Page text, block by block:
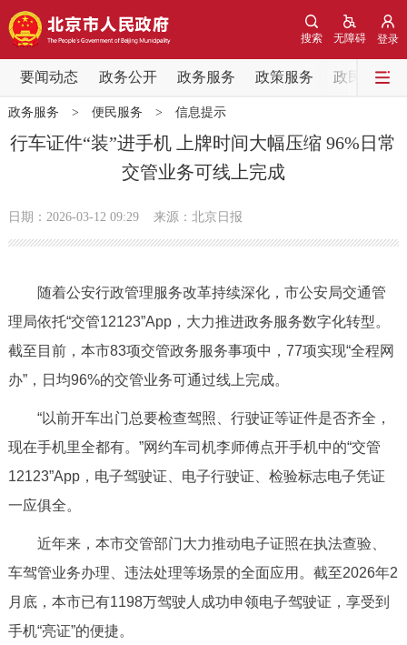
登录
无障碍
搜索
要闻动态 政务公开 政务服务 政策服务 政民互动
要闻动态
党中央精神 国务院信息
会议信息
市领导 机构职能 政策服务
政策兑现 政策解读
专题公开
政务服务
便民服务 利企服务 投资项目
中介服务
政务服务 > 便民服务 > 信息提示
行车证件“装”进手机 上牌时间大幅压缩 96%日常
交管业务可线上完成
日期：2026-03-12 09:29 来源：北京日报
随着公安行政管理服务改革持续深化，市公安局交通管
理局依托“交管12123”App，大力推进政务服务数字化转型。
截至目前，本市83项交管政务服务事项中，77项实现“全程网
办”，日均96%的交管业务可通过线上完成。
“以前开车出门总要检查驾照、行驶证等证件是否齐全，
现在手机里全都有。”网约车司机李师傅点开手机中的“交管
12123”App，电子驾驶证、电子行驶证、检验标志电子凭证
一应俱全。
近年来，本市交管部门大力推动电子证照在执法查验、
车驾管业务办理、违法处理等场景的全面应用。截至2026年2
月底，本市已有1198万驾驶人成功申领电子驾驶证，享受到
手机“亮证”的便捷。